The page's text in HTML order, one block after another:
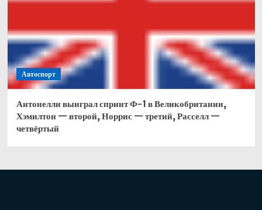
Автоспорт
Антонелли выиграл спринт Ф-1 в Великобритании,
Хэмилтон — второй, Норрис — третий, Расселл —
четвёртый